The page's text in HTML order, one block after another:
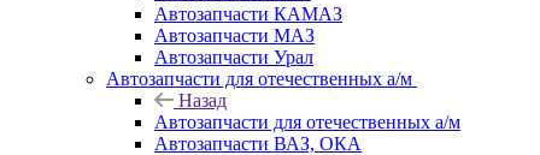
Автозапчасти КАМАЗ
Автозапчасти МАЗ
Автозапчасти Урал
Автозапчасти для отечественных а/м
Назад
Автозапчасти для отечественных а/м
Автозапчасти ВАЗ, ОКА